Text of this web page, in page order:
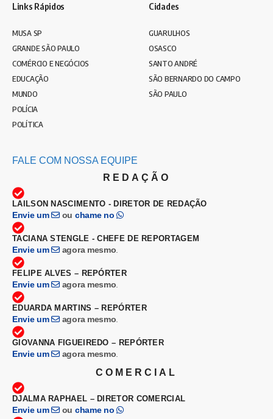
Links Rápidos
MUSA SP
GRANDE SÃO PAULO
COMÉRCIO E NEGÓCIOS
EDUCAÇÃO
MUNDO
POLÍCIA
POLÍTICA
Cidades
GUARULHOS
OSASCO
SANTO ANDRÉ
SÃO BERNARDO DO CAMPO
SÃO PAULO
FALE COM NOSSA EQUIPE
REDAÇÃO
LAILSON NASCIMENTO - DIRETOR DE REDAÇÃO
Envie um ou chame no
TACIANA STENGLE - CHEFE DE REPORTAGEM
Envie um agora mesmo
FELIPE ALVES – REPÓRTER
Envie um agora mesmo
EDUARDA MARTINS – REPÓRTER
Envie um agora mesmo
GIOVANNA FIGUEIREDO – REPÓRTER
Envie um agora mesmo
COMERCIAL
DJALMA RAPHAEL – DIRETOR COMERCIAL
Envie um ou chame no